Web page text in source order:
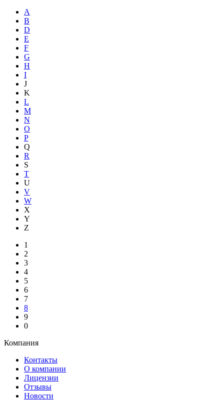
A
B
D
E
F
G
H
I
J
K
L
M
N
O
P
Q
R
S
T
U
V
W
X
Y
Z
1
2
3
4
5
6
7
8
9
0
Компания
Контакты
О компании
Лицензии
Отзывы
Новости